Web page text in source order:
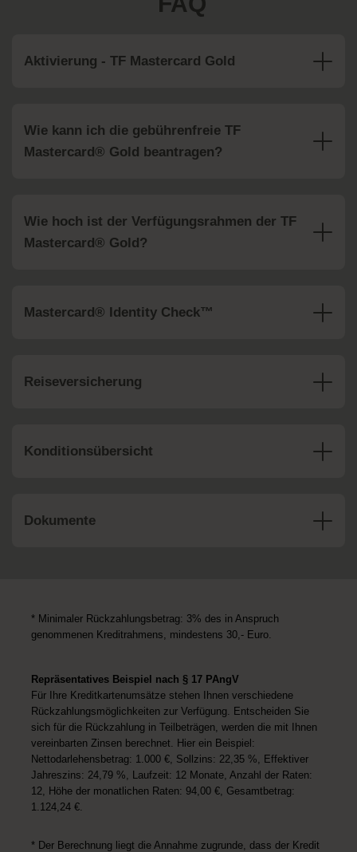
Aktivierung - TF Mastercard Gold
Wie kann ich die gebührenfreie TF
Mastercard® Gold beantragen?
Wie hoch ist der Verfügungsrahmen der TF
Mastercard® Gold?
Mastercard® Identity Check™
Reiseversicherung
Konditionsübersicht
Dokumente
* Minimaler Rückzahlungsbetrag: 3% des in Anspruch
genommenen Kreditrahmens, mindestens 30,- Euro.
Repräsentatives Beispiel nach § 17 PAngV
Für Ihre Kreditkartenumsätze stehen Ihnen verschiedene
Rückzahlungsmöglichkeiten zur Verfügung. Entscheiden Sie
sich für die Rückzahlung in Teilbeträgen, werden die mit Ihnen
vereinbarten Zinsen berechnet. Hier ein Beispiel:
Nettodarlehensbetrag: 1.000 €, Sollzins: 22,35 %, Effektiver
Jahreszins: 24,79 %, Laufzeit: 12 Monate, Anzahl der Raten:
12, Höhe der monatlichen Raten: 94,00 €, Gesamtbetrag:
1.124,24 €.
* Der Berechnung liegt die Annahme zugrunde, dass der Kredit